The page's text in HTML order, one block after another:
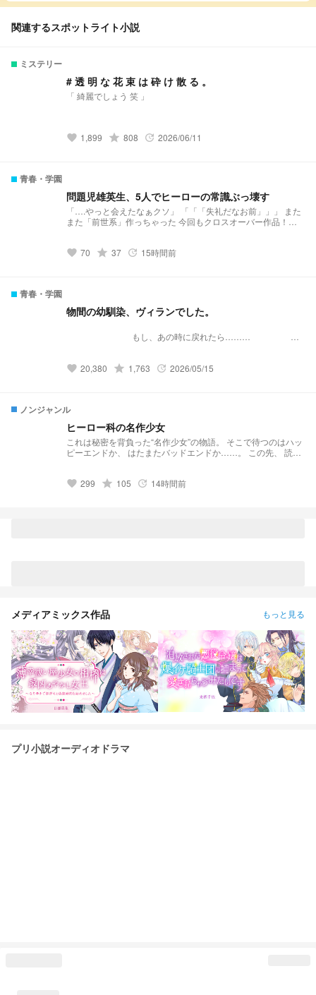
関連するスポットライト小説
ミステリー
# 透 明 な 花 束 は 砕 け 散 る 。
「 綺麗でしょう 笑 」
favorite 1,899 grade 808 update 2026/06/11
青春・学園
問題児雄英生、5人でヒーローの常識ぶっ壊す
「….やっと会えたなぁクソ」 「「「失礼だなお前」」」 また
また「前世系」作っちゃった 今回もクロスオーバー作品！な
https://picrew.me/ja/image_maker/6324 うちゅうあめーば様
favorite 70 grade 37 update 15時間前
青春・学園
物間の幼馴染、ヴィランでした。
⠀⠀ ⠀⠀⠀ ⠀⠀ ⠀ ⠀ ⠀ ⠀⠀⠀ ⠀ ⠀⠀ ⠀ ⠀⠀ ⠀⠀⠀ ⠀⠀ ⠀ ⠀ ⠀ ⠀⠀⠀ ⠀
⠀⠀⠀ ⠀ ⠀⠀ ⠀ ⠀⠀ ⠀⠀⠀ ⠀⠀ ⠀ ⠀ ⠀ ⠀⠀⠀ ⠀ ⠀⠀ ⠀ ⠀⠀ ⠀⠀⠀ ⠀⠀
⠀ ⠀ ⠀ ⠀⠀⠀ ⠀ ⠀⠀ ⠀ ⠀⠀ ⠀⠀⠀ ⠀⠀ ⠀ ⠀ ⠀ ⠀⠀⠀ ⠀ ⠀⠀ ⠀ ⠀⠀
⠀⠀⠀ ⠀⠀ ⠀ ⠀ ⠀ ⠀⠀⠀ ⠀ ⠀⠀ ⠀ ⠀⠀ ⠀⠀⠀ ⠀⠀ ⠀ ⠀ ⠀ ⠀⠀⠀ ⠀ ⠀⠀
⠀ ⠀⠀ ⠀⠀⠀ ⠀⠀ ⠀ ⠀ ⠀ ⠀⠀⠀ ⠀ ⠀⠀ ⠀ ⠀⠀ ⠀⠀⠀ ⠀⠀ ⠀ ⠀ ⠀ ⠀⠀⠀
⠀ ⠀⠀ ⠀ ⠀⠀ ⠀⠀⠀ ⠀⠀ ⠀ ⠀ ⠀ ⠀⠀⠀ ⠀ ⠀⠀ ⠀ ⠀⠀ ⠀⠀⠀ ⠀⠀ ⠀ ⠀ ⠀
⠀ ⠀ ⠀ ⠀⠀⠀ ⠀ ⠀⠀ ⠀ ⠀⠀ ⠀⠀⠀ ⠀⠀ ⠀ ⠀ ⠀ ⠀⠀⠀ ⠀ ⠀⠀ ⠀ ⠀⠀
favorite 20,380 grade 1,763 update 2026/05/15
ノンジャンル
ヒーロー科の名作少女
これは秘密を背負った“名作少女”の物語。 そこで待つのはハッ
ピーエンドか、 はたまたバッドエンドか……。 この先、 読む
favorite 299 grade 105 update 14時間前
メディアミックス作品 もっと見る
プリ小説オーディオドラマ